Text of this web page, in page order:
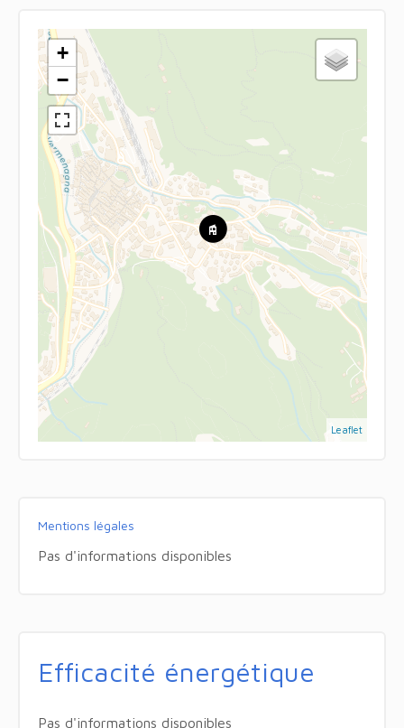
+
−
Leaflet
Mentions légales
Pas d'informations disponibles
Efficacité énergétique
Pas d'informations disponibles